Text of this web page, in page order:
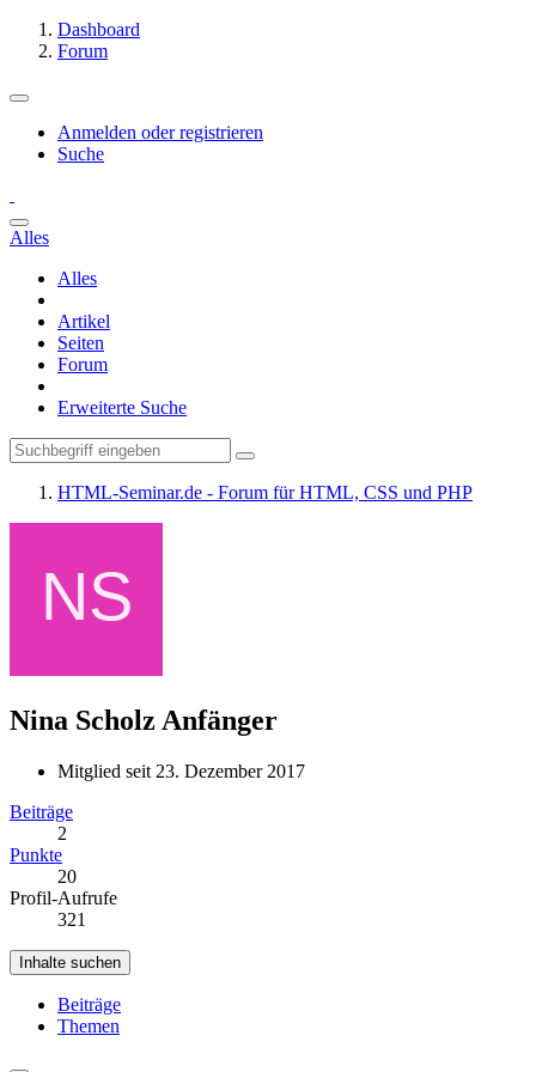
Dashboard
Forum
Anmelden oder registrieren
Suche
Alles
Alles
Artikel
Seiten
Forum
Erweiterte Suche
HTML-Seminar.de - Forum für HTML, CSS und PHP
Nina Scholz Anfänger
Mitglied seit 23. Dezember 2017
Beiträge
2
Punkte
20
Profil-Aufrufe
321
Inhalte suchen
Beiträge
Themen